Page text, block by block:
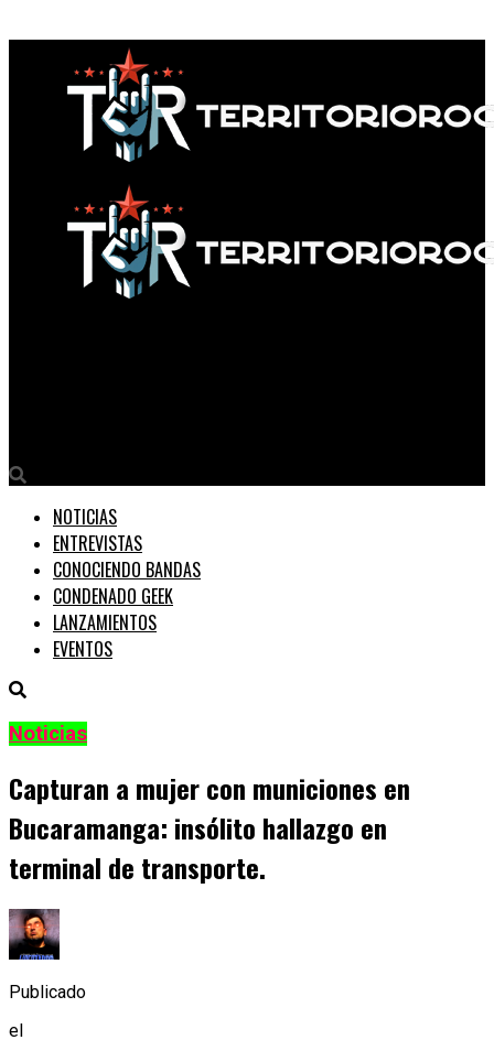
NOTICIAS
ENTREVISTAS
CONOCIENDO BANDAS
CONDENADO GEEK
LANZAMIENTOS
EVENTOS
Noticias
Capturan a mujer con municiones en
Bucaramanga: insólito hallazgo en
terminal de transporte.
Publicado
el